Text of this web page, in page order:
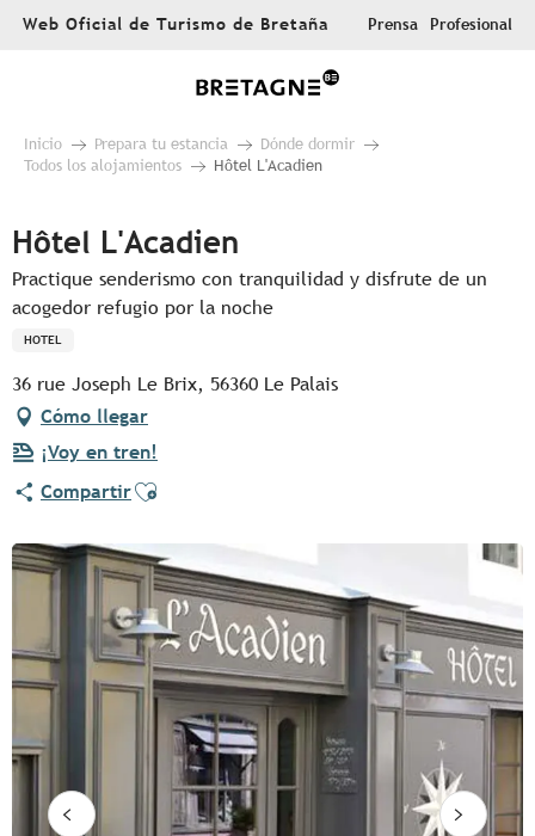
AllerWeb Oficial de Turismo de Bretaña Prensa Profesional
Inicio Prepara tu estancia
Dónde dormir
Todos los alojamientos
Hôtel L'Acadien
Hôtel L'Acadien
Practique senderismo con tranquilidad y disfrute de un
acogedor refugio por la noche
HOTEL
36 rue Joseph Le Brix, 56360 Le Palais
Cómo llegar
¡Voy en tren!
CompartirAjouter aux favoris